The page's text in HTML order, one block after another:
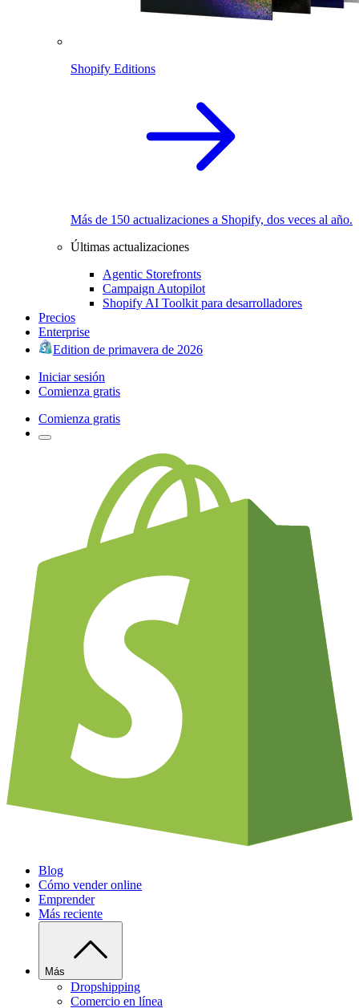
Shopify Editions
Más de 150 actualizaciones a Shopify, dos veces al año.
Últimas actualizaciones
Agentic Storefronts
Campaign Autopilot
Shopify AI Toolkit para desarrolladores
Precios
Enterprise
Edition de primavera de 2026
Iniciar sesión
Comienza gratis
Comienza gratis
Blog
Cómo vender online
Emprender
Más reciente
Más
Dropshipping
Comercio en línea